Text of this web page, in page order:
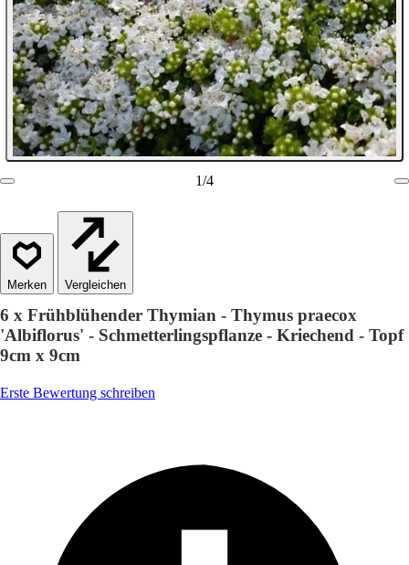
1/4
Vergleichen
6 x Frühblühender Thymian - Thymus praecox
'Albiflorus' - Schmetterlingspflanze - Kriechend - Topf
9cm x 9cm
Erste Bewertung schreiben